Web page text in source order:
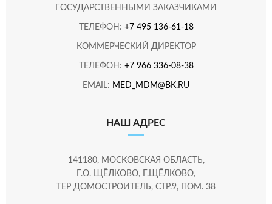
ГОСУДАРСТВЕННЫМИ ЗАКАЗЧИКАМИ
ТЕЛЕФОН: +7 495 136-61-18
КОММЕРЧЕСКИЙ ДИРЕКТОР
ТЕЛЕФОН: +7 966 336-08-38
EMAIL: MED_MDM@BK.RU
НАШ АДРЕС
141180, МОСКОВСКАЯ ОБЛАСТЬ,
Г.О. ЩЁЛКОВО, Г.ЩЁЛКОВО,
ТЕР ДОМОСТРОИТЕЛЬ, СТР.9, ПОМ. 38